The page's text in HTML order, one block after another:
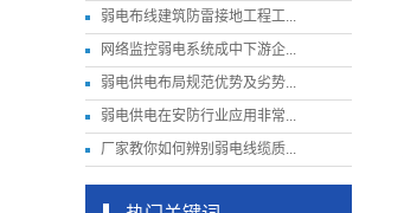
弱电布线建筑防雷接地工程工...
网络监控弱电系统成中下游企...
弱电供电布局规范优势及劣势...
弱电供电在安防行业应用非常...
厂家教你如何辨别弱电线缆质...